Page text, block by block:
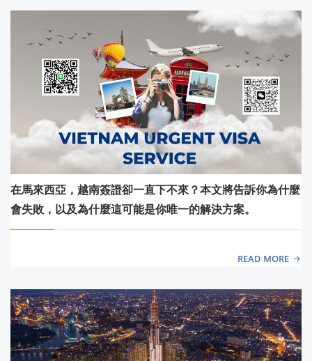
在馬來西亞，越南簽證卻一直下不來？本文將告訴你為什麼
會失敗，以及為什麼這可能是你唯一的解決方案。
READ MORE